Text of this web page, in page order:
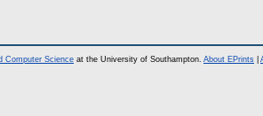
Computer Science at the University of Southampton. About EPrints